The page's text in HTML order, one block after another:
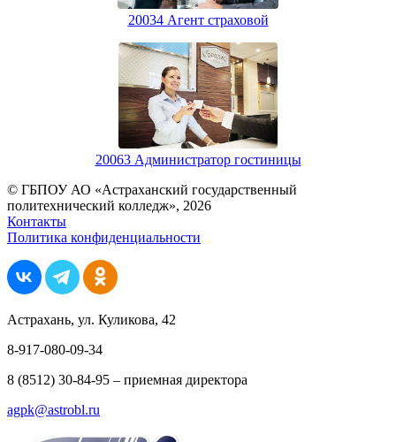
20034 Агент страховой
20063 Администратор гостиницы
© ГБПОУ АО «Астраханский государственный
политехнический колледж», 2026
Контакты
Политика конфиденциальности
Астрахань, ул. Куликова, 42
8-917-080-09-34
8 (8512) 30-84-95 – приемная директора
agpk@astrobl.ru